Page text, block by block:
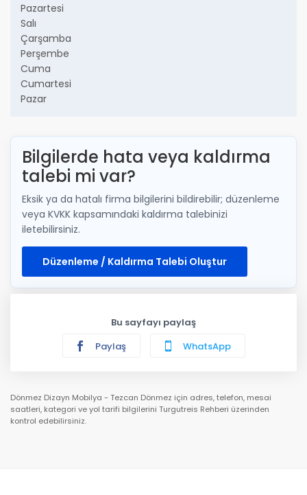
Pazartesi
Salı
Çarşamba
Perşembe
Cuma
Cumartesi
Pazar
Bilgilerde hata veya kaldırma
talebi mi var?
Eksik ya da hatalı firma bilgilerini bildirebilir; düzenleme
veya KVKK kapsamındaki kaldırma talebinizi
iletebilirsiniz.
Düzenleme / Kaldırma Talebi Oluştur
Bu sayfayı paylaş
Paylaş
WhatsApp
Dönmez Dizayn Mobilya - Tezcan Dönmez için adres, telefon, mesai
saatleri, kategori ve yol tarifi bilgilerini Turgutreis Rehberi üzerinden
kontrol edebilirsiniz.